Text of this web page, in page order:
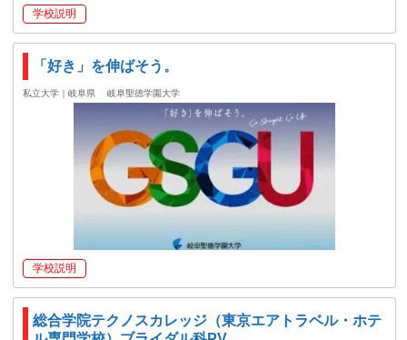
学校説明
「好き」を伸ばそう。
私立大学｜岐阜県 岐阜聖徳学園大学
学校説明
総合学院テクノスカレッジ（東京エアトラベル・ホテ